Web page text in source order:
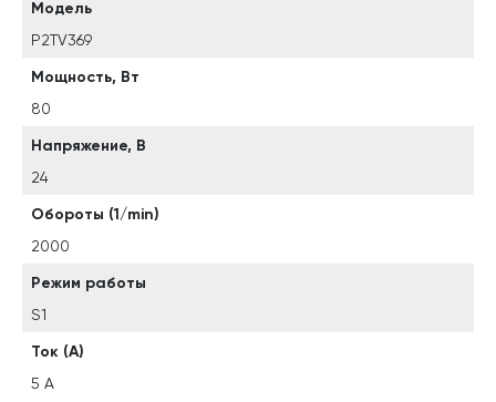
Модель
P2TV369
Мощность, Вт
80
Напряжение, В
24
Обороты (1/min)
2000
Режим работы
S1
Ток (А)
5 А